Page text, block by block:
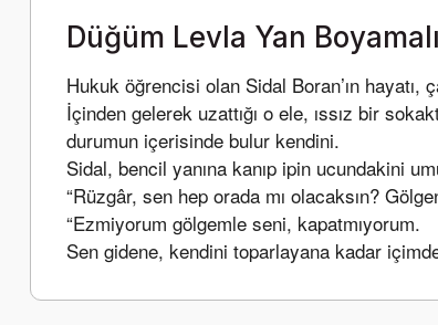
Düğüm Levla Yan
Hukuk öğrencisi olan Sidal Boran’ın hayatı,
İçinden gelerek uzattığı o ele, ıssız bir
durumun içerisinde bulur kendini.
Sidal, bencil yanına kanıp ipin ucundakini
“Rüzgâr, sen hep orada mı olacaksın?
“Ezmiyorum gölgemle seni, kapatmıyorum.
Sen gidene, kendini toparlayana kadar